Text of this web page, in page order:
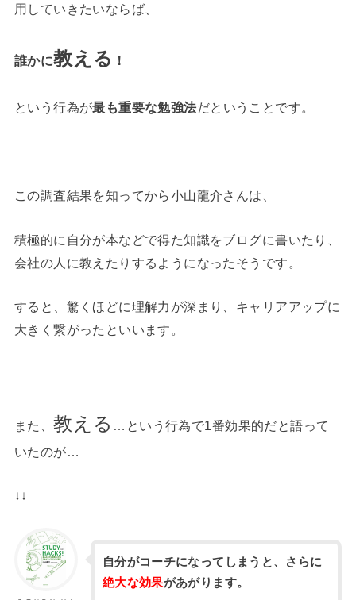
用していきたいならば、
誰かに教える ！
という行為が最も重要な勉強法だということです。
この調査結果を知ってから小山龍介さんは、
積極的に自分が本などで得た知識をブログに書いたり、
会社の人に教えたりするようになったそうです。
すると、驚くほどに理解力が深まり、キャリアアップに
大きく繋がったといいます。
また、教える …という行為で1番効果的だと語って
いたのが…
↓↓
自分がコーチになってしまうと、さらに
絶大な効果があがります。